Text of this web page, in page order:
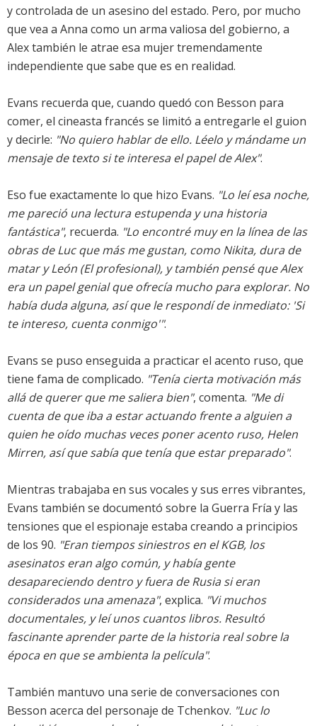
y controlada de un asesino del estado. Pero, por mucho
que vea a Anna como un arma valiosa del gobierno, a
Alex también le atrae esa mujer tremendamente
independiente que sabe que es en realidad.
Evans recuerda que, cuando quedó con Besson para
comer, el cineasta francés se limitó a entregarle el guion
y decirle: "No quiero hablar de ello. Léelo y mándame un
mensaje de texto si te interesa el papel de Alex".
Eso fue exactamente lo que hizo Evans. "Lo leí esa noche,
me pareció una lectura estupenda y una historia
fantástica", recuerda. "Lo encontré muy en la línea de las
obras de Luc que más me gustan, como Nikita, dura de
matar y León (El profesional), y también pensé que Alex
era un papel genial que ofrecía mucho para explorar. No
había duda alguna, así que le respondí de inmediato: 'Si
te intereso, cuenta conmigo'".
Evans se puso enseguida a practicar el acento ruso, que
tiene fama de complicado. "Tenía cierta motivación más
allá de querer que me saliera bien", comenta. "Me di
cuenta de que iba a estar actuando frente a alguien a
quien he oído muchas veces poner acento ruso, Helen
Mirren, así que sabía que tenía que estar preparado".
Mientras trabajaba en sus vocales y sus erres vibrantes,
Evans también se documentó sobre la Guerra Fría y las
tensiones que el espionaje estaba creando a principios
de los 90. "Eran tiempos siniestros en el KGB, los
asesinatos eran algo común, y había gente
desapareciendo dentro y fuera de Rusia si eran
considerados una amenaza", explica. "Vi muchos
documentales, y leí unos cuantos libros. Resultó
fascinante aprender parte de la historia real sobre la
época en que se ambienta la película".
También mantuvo una serie de conversaciones con
Besson acerca del personaje de Tchenkov. "Luc lo